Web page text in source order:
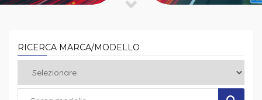
RICERCA MARCA/MODELLO